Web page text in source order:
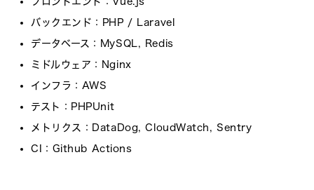
バックエンド ：PHP / Laravel
データベース ：MySQL, Redis
ミドルウェア ：Nginx
インフラ ：AWS
テスト ：PHPUnit
メトリクス ：DataDog, CloudWatch, Sentry
CI ：Github Actions